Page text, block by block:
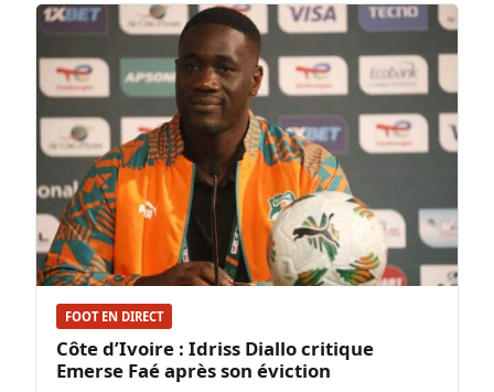
FOOT EN DIRECT
Côte d’Ivoire : Idriss Diallo critique
Emerse Faé après son éviction